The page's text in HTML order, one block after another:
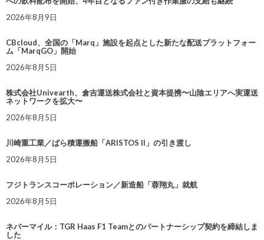
2026年8月9日
CBcloud、全国の「Marq」施設を起点とした新たな配送プラットフォー
ム「MarqGO」開始
2026年8月5日
株式会社Univearth、倉吉運送株式会社と資本提携〜山陰エリアへ実運送
ネットワークを拡大〜
2026年8月5日
川崎重工業／ばら積運搬船「ARISTOS II」の引き渡し
2026年8月5日
フジトランスコーポレーション／新造船「蓉翔丸」就航
2026年8月5日
ネバーマイル：TGR Haas F1 Teamとのパートナーシップ契約を締結しま
した